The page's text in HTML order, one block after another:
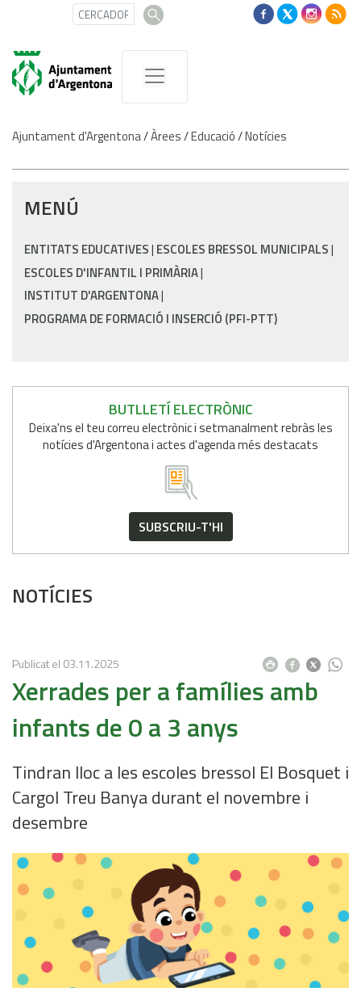
Ajuntament d'Argentona/Àrees/Educació/Notícies
MENÚ
ENTITATS EDUCATIVES ESCOLES BRESSOL MUNICIPALS
ESCOLES D'INFANTIL I PRIMÀRIA
INSTITUT D'ARGENTONA
PROGRAMA DE FORMACIÓ I INSERCIÓ (PFI-PTT)
BUTLLETÍ ELECTRÒNIC
Deixa'ns el teu correu electrònic i setmanalment rebràs les
notícies d'Argentona i actes d'agenda més destacats
SUBSCRIU-T'HI
NOTÍCIES
Publicat el 03.11.2025
Xerrades per a famílies amb
infants de 0 a 3 anys
Tindran lloc a les escoles bressol El Bosquet i
Cargol Treu Banya durant el novembre i
desembre